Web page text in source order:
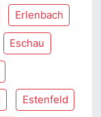
Erlenbach
Eschau
Estenfeld